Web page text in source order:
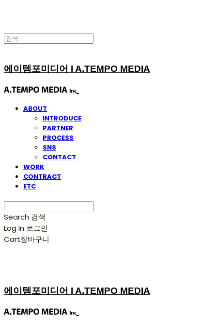
에이템포미디어 I A.TEMPO MEDIA
ABOUT
INTRODUCE
PARTNER
PROCESS
SNS
CONTACT
WORK
CONTRACT
ETC
Search 검색
Log In 로그인
Cart장바구니
에이템포미디어 I A.TEMPO MEDIA